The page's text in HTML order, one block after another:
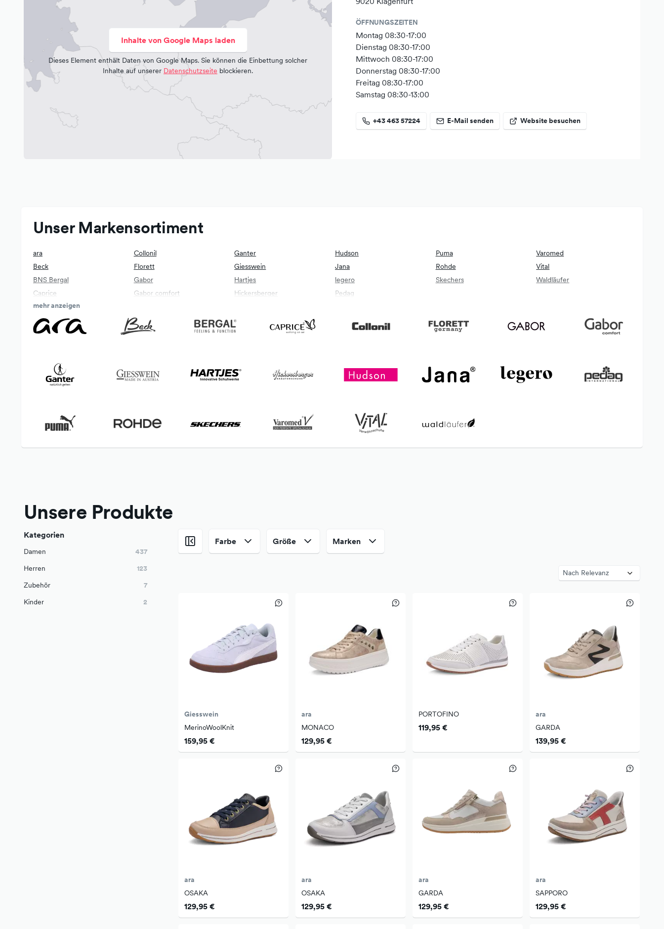
Inhalte von Google Maps laden
Dieses Element enthält Daten von Google Maps. Sie können die Einbettung solcher
Inhalte auf unserer Datenschutzseite blockieren.
ÖFFNUNGSZEITEN
Montag 08:30-17:00
Dienstag 08:30-17:00
Mittwoch 08:30-17:00
Donnerstag 08:30-17:00
Freitag 08:30-17:00
Samstag 08:30-13:00
+43 463 57224 E-Mail senden Website besuchen
Unser Markensortiment
ara
Beck
BNS Bergal
Caprice
Collonil
Florett
Gabor
Gabor comfort
Ganter
Giesswein
Hartjes
Hickersberger
Hudson
Jana
legero
Pedag
Puma
Rohde
Skechers
Varomed
Vital
Waldläufer
mehr anzeigen
Unsere Produkte
Kategorien
Damen
437
Herren
123
Zubehör
7
Kinder
2
Farbe Größe Marken
Giesswein
MerinoWoolKnit
159,95 €
ara
MONACO
129,95 €
PORTOFINO
119,95 €
ara
GARDA
139,95 €
ara
OSAKA
129,95 €
ara
OSAKA
129,95 €
ara
GARDA
129,95 €
ara
SAPPORO
129,95 €